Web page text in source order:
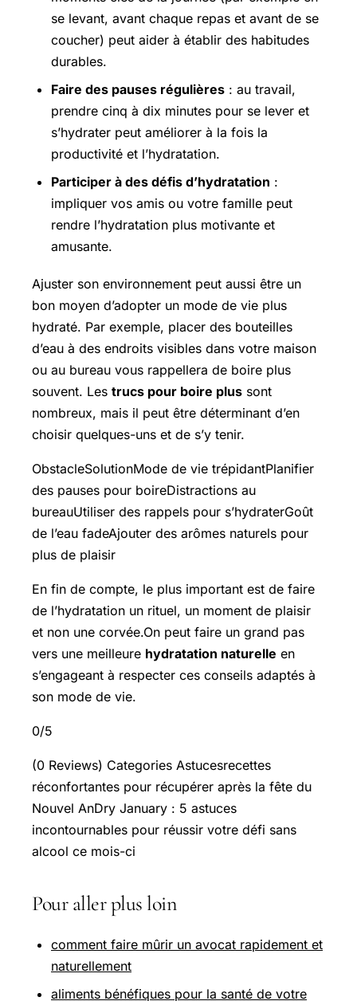
se levant, avant chaque repas et avant de se
coucher) peut aider à établir des habitudes
durables.
Faire des pauses régulières : au travail,
prendre cinq à dix minutes pour se lever et
s’hydrater peut améliorer à la fois la
productivité et l’hydratation.
Participer à des défis d’hydratation :
impliquer vos amis ou votre famille peut
rendre l’hydratation plus motivante et
amusante.
Ajuster son environnement peut aussi être un
bon moyen d’adopter un mode de vie plus
hydraté. Par exemple, placer des bouteilles
d’eau à des endroits visibles dans votre maison
ou au bureau vous rappellera de boire plus
souvent. Les trucs pour boire plus sont
nombreux, mais il peut être déterminant d’en
choisir quelques-uns et de s’y tenir.
ObstacleSolutionMode de vie trépidantPlanifier
des pauses pour boireDistractions au
bureauUtiliser des rappels pour s’hydraterGoût
de l’eau fadeAjouter des arômes naturels pour
plus de plaisir
En fin de compte, le plus important est de faire
de l’hydratation un rituel, un moment de plaisir
et non une corvée.On peut faire un grand pas
vers une meilleure hydratation naturelle en
s’engageant à respecter ces conseils adaptés à
son mode de vie.
0/5
(0 Reviews) Categories Astucesrecettes
réconfortantes pour récupérer après la fête du
Nouvel AnDry January : 5 astuces
incontournables pour réussir votre défi sans
alcool ce mois-ci
Pour aller plus loin
comment faire mûrir un avocat rapidement et
naturellement
aliments bénéfiques pour la santé de votre